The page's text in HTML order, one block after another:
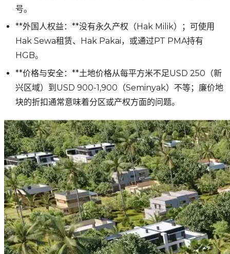
号。
**外国人权益：**没有永久产权（Hak Milik）；可使用
Hak Sewa租赁、Hak Pakai，或通过PT PMA持有
HGB。
**价格与安全：**土地价格从每平方米不足USD 250（新
兴区域）到USD 900-1,900（Seminyak）不等；廉价地
块的折扣通常意味着分区或产权方面的问题。